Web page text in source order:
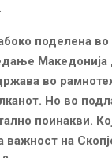
поделена
Македонија
во
Но во
поинакви.
важност на